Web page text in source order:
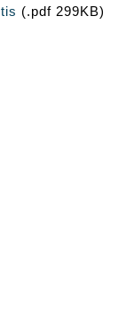
(.pdf 299KB)